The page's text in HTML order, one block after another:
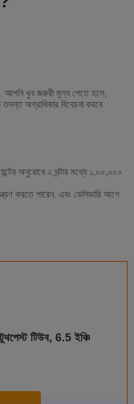
আপনি খুব জরুরী মূল্য পেতে হলে,
অগ্রাধিকার বিবেচনা করবে
অনুরোধে ২ ঘন্টার মধ্যে ১,০০,০০০
করতে পারেন. এবং ডেলিভারি আগে
টিউব, 6.5 ইঞ্চি